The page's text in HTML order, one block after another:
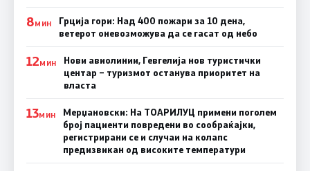
8МИН
Грција гори: Над 400 пожари за 10 дена,
ветерот оневозможува да се гасат од небо
12МИН
Нови авиолинии, Гевгелија нов туристички
центар – туризмот останува приоритет на
власта
13МИН
Мерџановски: На ТОАРИЛУЦ примени поголем
број пациенти повредени во сообраќајки,
регистрирани се и случаи на колапс
предизвикан од високите температури